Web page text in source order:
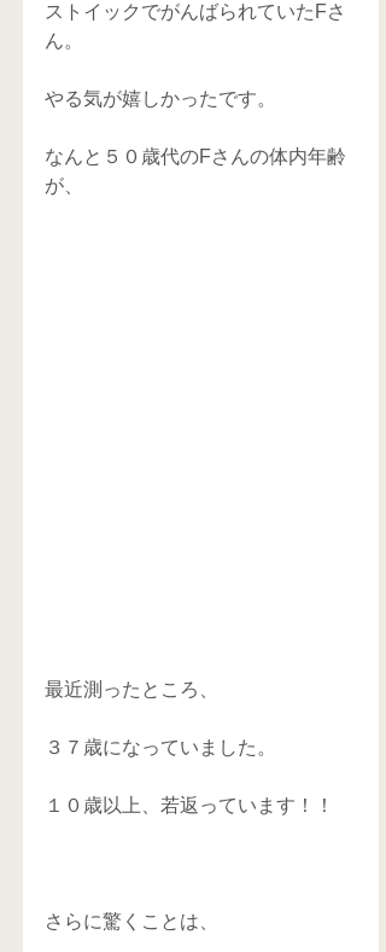
ストイックでがんばられていたFさ
ん。
やる気が嬉しかったです。
なんと５０歳代のFさんの体内年齢
が、
最近測ったところ、
３７歳になっていました。
１０歳以上、若返っています！！
さらに驚くことは、